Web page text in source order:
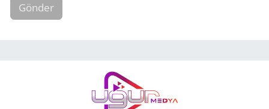
Gönder